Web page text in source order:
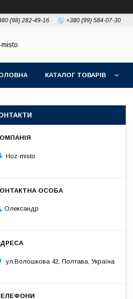
(98) 282-49-16 +380 (99) 584-07-30
КАТАЛОГ ТОВАРІВ
Hoz-misto
Олександр
ул.Волошкова 42, Полтава, Україна